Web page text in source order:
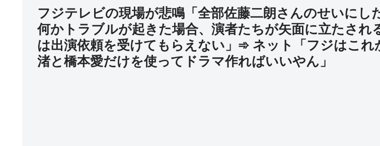
フジテレビの現場が悲鳴「全部佐藤二朗さんのせいにし
何かトラブルが起きた場合、演者たちが矢面に立たされ
は出演依頼を受けてもらえない」➾ ネット「フジはこれ
渚と橋本愛だけを使ってドラマ作ればいいやん」